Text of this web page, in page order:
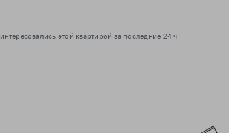
интересовались этой квартирой за последние 24 ч